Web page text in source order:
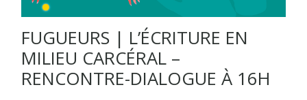
FUGUEURS | L’ÉCRITURE EN
MILIEU CARCÉRAL –
RENCONTRE-DIALOGUE À 16H